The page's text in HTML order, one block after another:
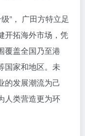
”， 广田方特立足
开拓海外市场，凭
覆盖全国乃至港
国家和地区。未
的发展潮流为己
人类营造更为环